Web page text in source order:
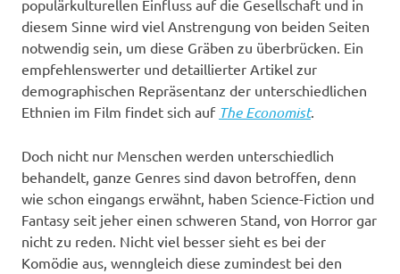
populärkulturellen Einfluss auf die Gesellschaft und in
diesem Sinne wird viel Anstrengung von beiden Seiten
notwendig sein, um diese Gräben zu überbrücken. Ein
empfehlenswerter und detaillierter Artikel zur
demographischen Repräsentanz der unterschiedlichen
Ethnien im Film findet sich auf The Economist.
Doch nicht nur Menschen werden unterschiedlich
behandelt, ganze Genres sind davon betroffen, denn
wie schon eingangs erwähnt, haben Science-Fiction und
Fantasy seit jeher einen schweren Stand, von Horror gar
nicht zu reden. Nicht viel besser sieht es bei der
Komödie aus, wenngleich diese zumindest bei den